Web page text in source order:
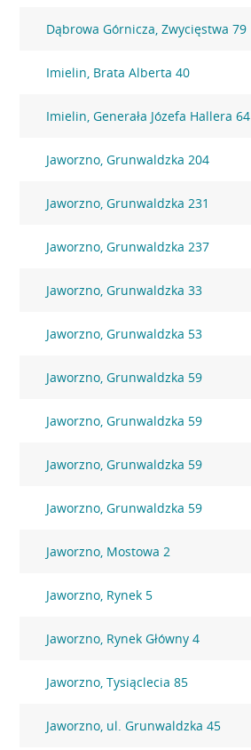
Dąbrowa Górnicza, Zwycięstwa 79
Imielin, Brata Alberta 40
Imielin, Generała Józefa Hallera 64
Jaworzno, Grunwaldzka 204
Jaworzno, Grunwaldzka 231
Jaworzno, Grunwaldzka 237
Jaworzno, Grunwaldzka 33
Jaworzno, Grunwaldzka 53
Jaworzno, Grunwaldzka 59
Jaworzno, Grunwaldzka 59
Jaworzno, Grunwaldzka 59
Jaworzno, Grunwaldzka 59
Jaworzno, Mostowa 2
Jaworzno, Rynek 5
Jaworzno, Rynek Główny 4
Jaworzno, Tysiąclecia 85
Jaworzno, ul. Grunwaldzka 45